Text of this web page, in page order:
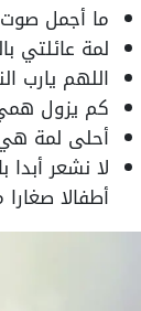
ما أجمل صوت
لمة عائلتي
اللهم يارب
كم يزول همي
أحلى لمة
لا نشعر
أطفالا